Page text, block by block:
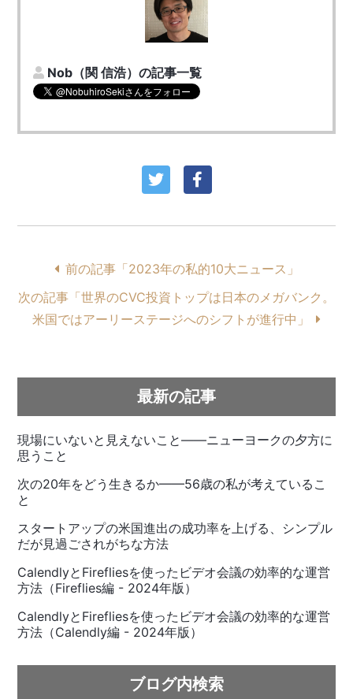
Nob（関 信浩）の記事一覧
前の記事「2023年の私的10大ニュース」
次の記事「世界のCVC投資トップは日本のメガバンク。
米国ではアーリーステージへのシフトが進行中」
最新の記事
現場にいないと見えないこと——ニューヨークの夕方に
思うこと
次の20年をどう生きるか——56歳の私が考えているこ
と
スタートアップの米国進出の成功率を上げる、シンプル
だが見過ごされがちな方法
CalendlyとFirefliesを使ったビデオ会議の効率的な運営
方法（Fireflies編 - 2024年版）
CalendlyとFirefliesを使ったビデオ会議の効率的な運営
方法（Calendly編 - 2024年版）
ブログ内検索